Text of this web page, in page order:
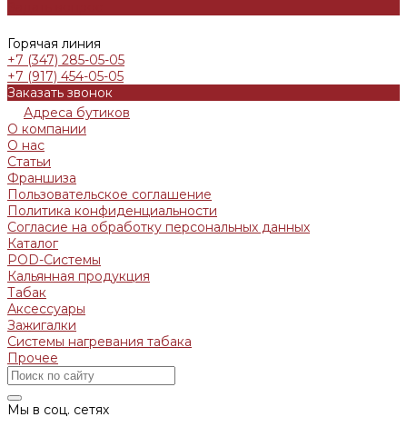
Горячая линия
+7 (347) 285-05-05
+7 (917) 454-05-05
Заказать звонок
Адреса бутиков
О компании
О нас
Статьи
Франшиза
Пользовательское соглашение
Политика конфиденциальности
Согласие на обработку персональных данных
Каталог
POD-Системы
Кальянная продукция
Табак
Аксессуары
Зажигалки
Системы нагревания табака
Прочее
Мы в соц. сетях